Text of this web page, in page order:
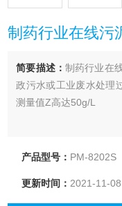
制药行业在线污
简要描述： 制药行业在
政污水或工业废水处理
测量值Z高达50g/L
产品型号： PM-8202S
更新时间：2021-11-08